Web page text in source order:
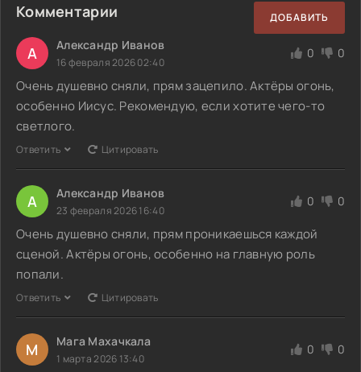
Комментарии ДОБАВИТЬ
А Александр Иванов
16 февраля 2026 02:40
0 0
Очень душевно сняли, прям зацепило. Актёры огонь,
особенно Иисус. Рекомендую, если хотите чего-то
светлого.
Ответить Цитировать
А Александр Иванов
23 февраля 2026 16:40
0 0
Очень душевно сняли, прям проникаешься каждой
сценой. Актёры огонь, особенно на главную роль
попали.
Ответить Цитировать
М Мага Махачкала
1 марта 2026 13:40
0 0